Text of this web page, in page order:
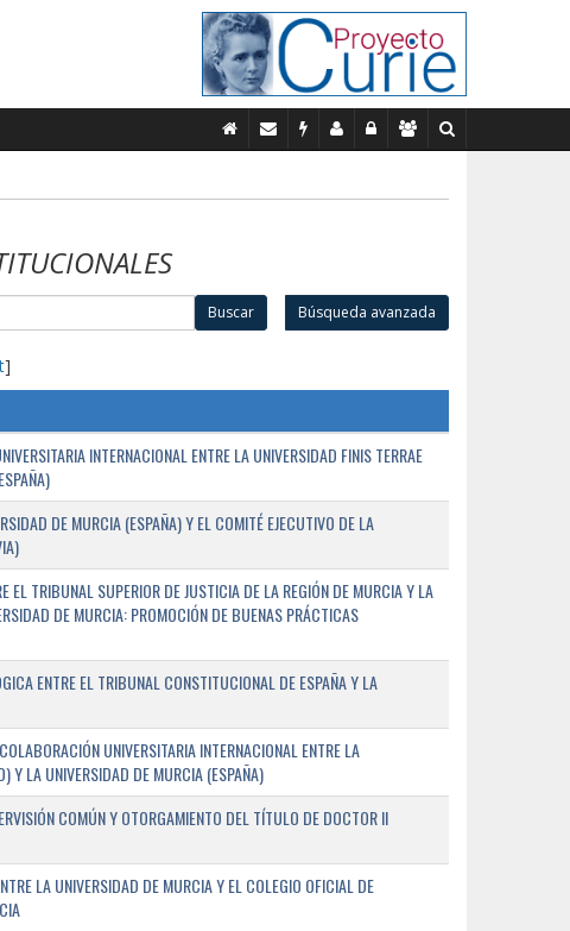
Buscar Búsqueda avanzada
]
INTERNACIONAL ENTRE LA UNIVERSIDAD FINIS TERRAE
DE MURCIA (ESPAÑA) Y EL COMITÉ EJECUTIVO DE LA
EL TRIBUNAL SUPERIOR DE JUSTICIA DE LA REGIÓN DE MURCIA Y LA
DE MURCIA: PROMOCIÓN DE BUENAS PRÁCTICAS
ENTRE EL TRIBUNAL CONSTITUCIONAL DE ESPAÑA Y LA
UNIVERSITARIA INTERNACIONAL ENTRE LA
Y LA UNIVERSIDAD DE MURCIA (ESPAÑA)
COMÚN Y OTORGAMIENTO DEL TÍTULO DE DOCTOR II
LA UNIVERSIDAD DE MURCIA Y EL COLEGIO OFICIAL DE